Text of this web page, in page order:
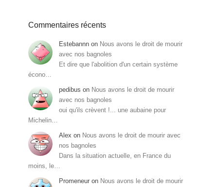
Commentaires récents
Estebannn on Nous avons le droit de mourir
avec nos bagnoles
Et dire que l'abolition d'un certain système
écono…
pedibus on Nous avons le droit de mourir
avec nos bagnoles
oui qu'ils crèvent !... une aubaine pour
Michelin…
Alex on Nous avons le droit de mourir avec
nos bagnoles
Dans la situation actuelle, en France du
moins, le…
Promeneur on Nous avons le droit de mourir